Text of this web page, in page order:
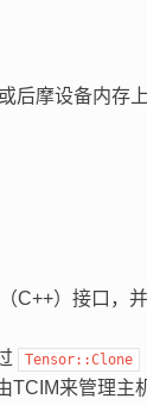
后摩设备内存上
（C++）接口，
Tensor::Clone
来管理主